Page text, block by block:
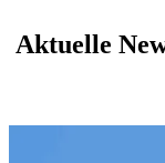
Aktuelle